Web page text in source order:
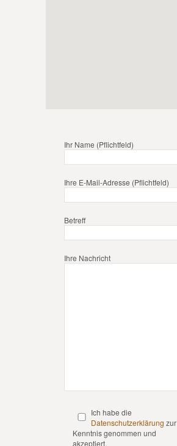
Ihr Name (Pflichtfeld)
Ihre E-Mail-Adresse (Pflichtfeld)
Betreff
Ihre Nachricht
Ich habe die
Datenschutzerklärung zur
Kenntnis genommen und
akzeptiert.